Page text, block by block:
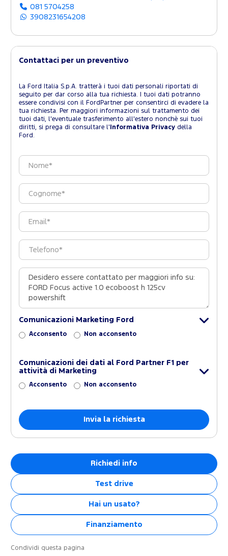
081 5704258
3908231654208
Contattaci per un preventivo
La Ford Italia S.p.A. tratterà i tuoi dati personali riportati di
seguito per dar corso alla tua richiesta. I tuoi dati potranno
essere condivisi con il FordPartner per consentirci di evadere la
tua richiesta. Per maggiori informazioni sul trattamento dei
tuoi dati, l'eventuale trasferimento all'estero nonchè sui tuoi
diritti, si prega di consultare l' Informativa Privacy della
Ford.
Comunicazioni Marketing Ford
Acconsento Non acconsento
Comunicazioni dei dati al Ford Partner F1 per
attività di Marketing
Acconsento Non acconsento
Richiedi info
Test drive
Hai un usato?
Finanziamento
Condividi questa pagina